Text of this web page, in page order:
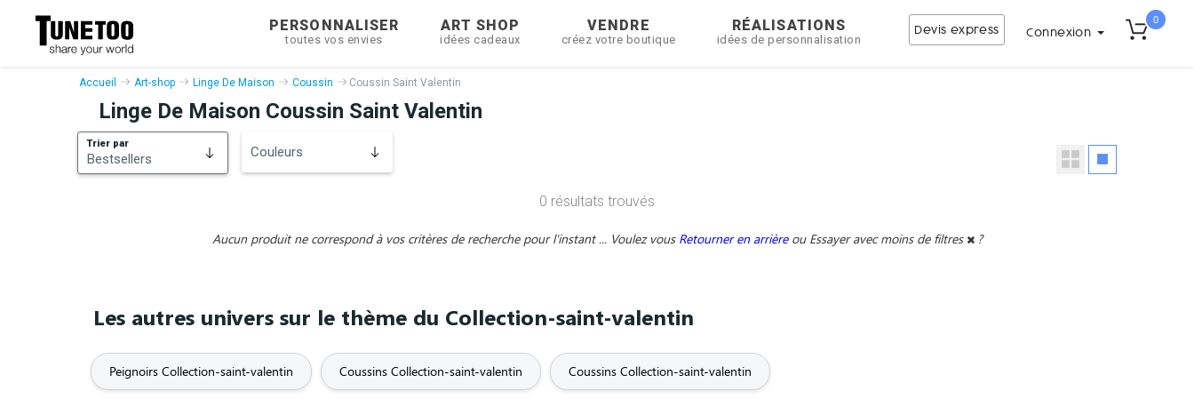
PERSONNALISER
toutes vos envies
ART SHOP
idées cadeaux
VENDRE
créez votre boutique
RÉALISATIONS
idées de personnalisation
Devis express Connexion
0
Accueil Art-shop Linge De Maison Coussin Coussin Saint Valentin
Linge De Maison Coussin Saint Valentin
Trier par
Bestsellers Couleurs
0 résultats trouvés
Aucun produit ne correspond à vos critères de recherche pour l'instant ... Voulez vous Retourner en arrière ou Essayer avec moins de filtres ?
Les autres univers sur le thème du Collection-saint-valentin
Peignoirs Collection-saint-valentin Coussins Collection-saint-valentin Coussins Collection-saint-valentin